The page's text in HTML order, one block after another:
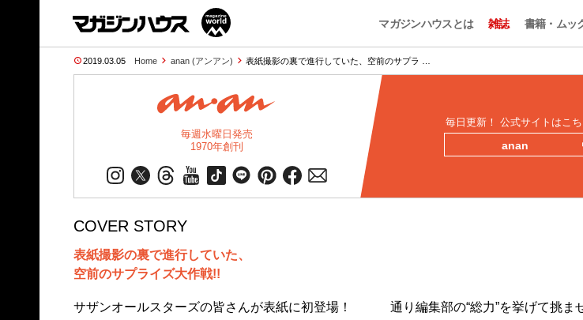
マガジンハウスとは 雑誌 書籍・ムッ
2019.03.05 Home anan (アンアン) 表紙撮影の裏で進行していた、空前のサプラ …
毎週水曜日発売
1970年創刊
毎日更新！ 公式サイトはこち
anan
COVER STORY
表紙撮影の裏で進行していた、
空前のサプライズ大作戦!!
サザンオールスターズの皆さんが表紙に初登場！
通り編集部の“総力”を挙げて挑ま